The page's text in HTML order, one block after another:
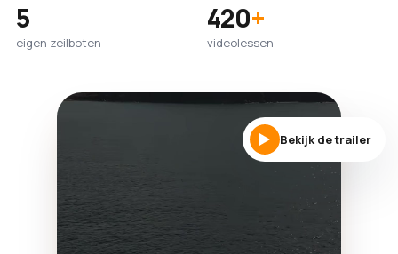
5
eigen zeilboten
420+
videolessen
Bekijk de trailer